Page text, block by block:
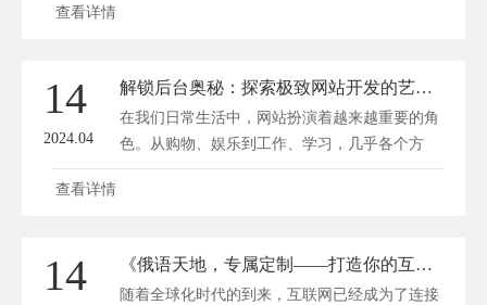
查看详情
14
2024.04
解锁后台奥秘：探索极致网站开发的艺术与科学
在我们日常生活中，网站扮演着越来越重要的角
色。从购物、娱乐到工作、学习，几乎各个方
面...
查看详情
14 《俄语天地，专属定制——打造你的互联网境外家园》
随着全球化时代的到来，互联网已经成为了连接